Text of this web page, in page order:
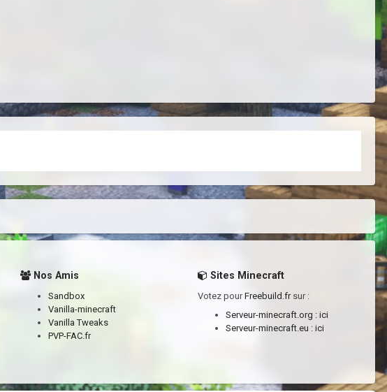
Nos Amis
Sandbox
Vanilla-minecraft
Vanilla Tweaks
PVP-FAC.fr
Sites Minecraft
Votez pourFreebuild.frsur :
Serveur-minecraft.org : ici
Serveur-minecraft.eu : ici